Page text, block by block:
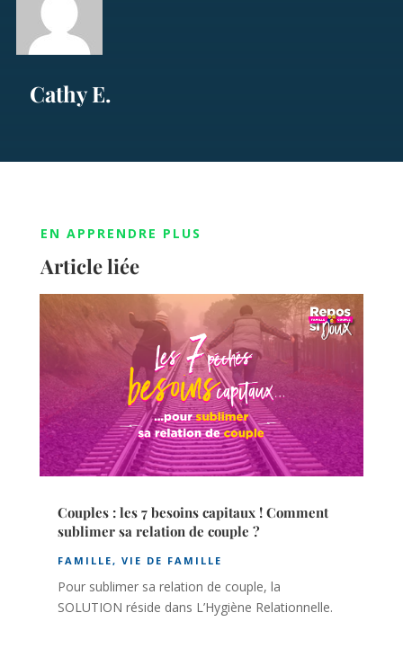
Cathy E.
EN APPRENDRE PLUS
Article liée
Couples : les 7 besoins capitaux ! Comment
sublimer sa relation de couple ?
FAMILLE, VIE DE FAMILLE
Pour sublimer sa relation de couple, la
SOLUTION réside dans L’Hygiène Relationnelle.